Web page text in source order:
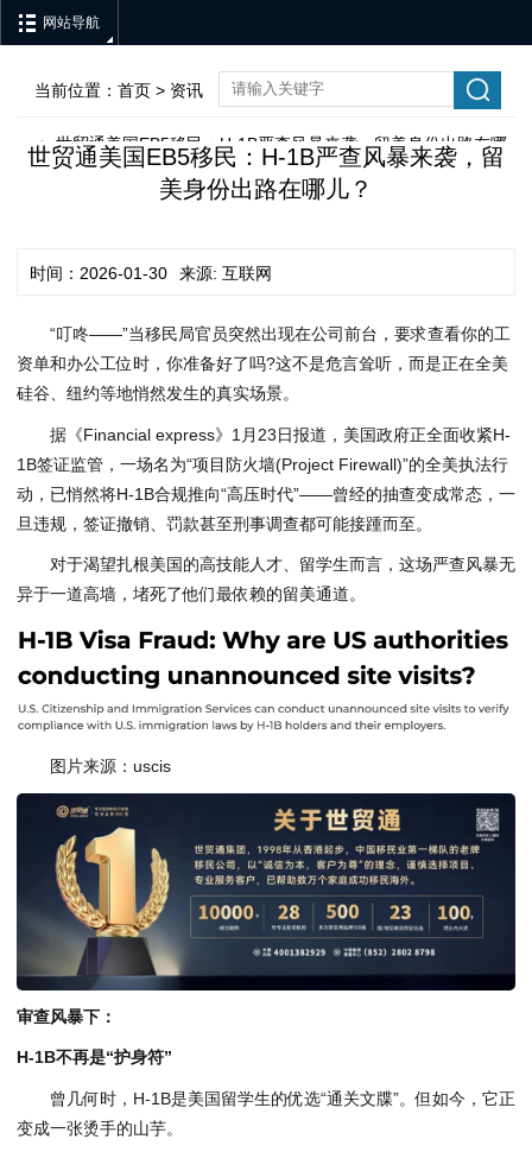
网站导航
当前位置： 首页 > 资讯
> 世贸通美国EB5移民：H-1B严查风暴来袭，留美身份出路在哪
世贸通美国EB5移民：H-1B严查风暴来袭，留
美身份出路在哪儿？
时间：2026-01-30 来源: 互联网
“叮咚——”当移民局官员突然出现在公司前台，要求查看你的工
资单和办公工位时，你准备好了吗?这不是危言耸听，而是正在全美
硅谷、纽约等地悄然发生的真实场景。
据《Financial express》1月23日报道，美国政府正全面收紧H-
1B签证监管，一场名为“项目防火墙(Project Firewall)”的全美执法行
动，已悄然将H-1B合规推向“高压时代”——曾经的抽查变成常态，一
旦违规，签证撤销、罚款甚至刑事调查都可能接踵而至。
对于渴望扎根美国的高技能人才、留学生而言，这场严查风暴无
异于一道高墙，堵死了他们最依赖的留美通道。
图片来源：uscis
审查风暴下：
H-1B不再是“护身符”
曾几何时，H-1B是美国留学生的优选“通关文牒”。但如今，它正
变成一张烫手的山芋。